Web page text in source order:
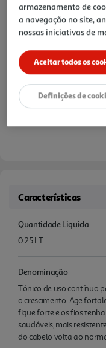
Price reduced from
15,73 €to
12,58 €
Notas de preparação
Características
Quantidade Liquida
0.25 LT
Denominação
Tónico de uso contínuo
o crescimento. Age
fique forte e os fios
saudáveis, mais
do cabelo volta ao
armazenamento de
a navegação no site,
nossas iniciativas de
Aceitar todos os
Definições de